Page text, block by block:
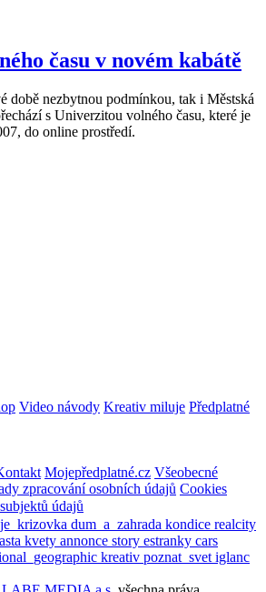
času v novém kabátě
době nezbytnou podmínkou, tak i Městská
s Univerzitou volného času, které je
do online prostředí.
Video návody Kreativ miluje Předplatné
Mojepředplatné.cz Všeobecné
zpracování osobních údajů Cookies
údajů
dum_a_zahrada kondice realcity
kvety annonce story estranky cars
kreativ poznat_svet iglanc